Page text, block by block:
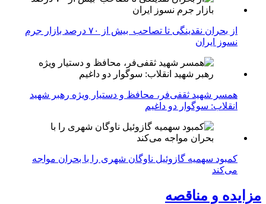
از بحران نقدینگی تا تصاحب بیش از ۷۰ درصد بازار جرم
نسوز ایران
همسر شهید ثقفی‌فر، محافظ و دستیار ویژه رهبر شهید
انقلاب: سوگوار دو داغیم
کمبود سهمیه گازوئیل ناوگان شهری را با بحران مواجه
می‌کند
مزایده و مناقصه